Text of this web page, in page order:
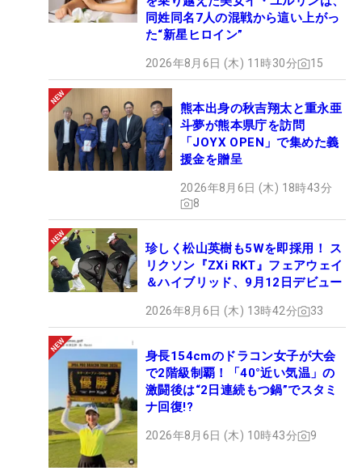
同姓同名7人の混戦から這い上がっ
た“新星ヒロイン”
2026年8月6日 (木) 11時30分 15
熊本出身の秋吉翔太と重永亜
斗夢が熊本県庁を訪問
「JOYX OPEN」で集めた義
援金を贈呈
2026年8月6日 (木) 18時43分
8
珍しく松山英樹も5Wを即採用！ ス
リクソン『ZXi RKT』フェアウェイ
＆ハイブリッド、9月12日デビュー
2026年8月6日 (木) 13時42分 33
身長154cmのドラコン女子が大会
で2階級制覇！「40°近い気温」の
激闘後は“2日連続もつ鍋”でスタミ
ナ回復!?
2026年8月6日 (木) 10時43分 9